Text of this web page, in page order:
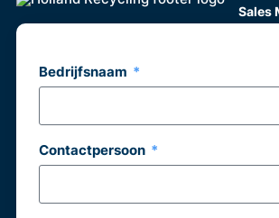
Sales
Bedrijfsnaam
Contactpersoon